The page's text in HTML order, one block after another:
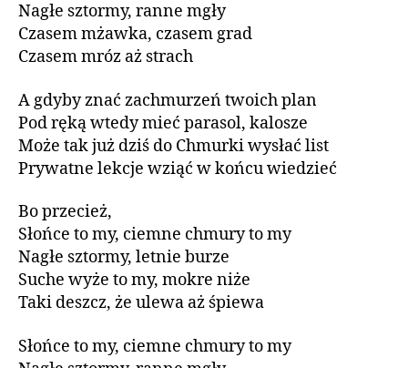
Nagłe sztormy, ranne mgły
Czasem mżawka, czasem grad
Czasem mróz aż strach
A gdyby znać zachmurzeń twoich plan
Pod ręką wtedy mieć parasol, kalosze
Może tak już dziś do Chmurki wysłać list
Prywatne lekcje wziąć w końcu wiedzieć
Bo przecież,
Słońce to my, ciemne chmury to my
Nagłe sztormy, letnie burze
Suche wyże to my, mokre niże
Taki deszcz, że ulewa aż śpiewa
Słońce to my, ciemne chmury to my